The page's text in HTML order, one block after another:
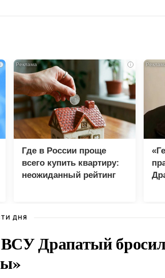
i i
Где в России проще
всего купить квартиру:
неожиданный рейтинг
ДНЯ
Драпатый бросил